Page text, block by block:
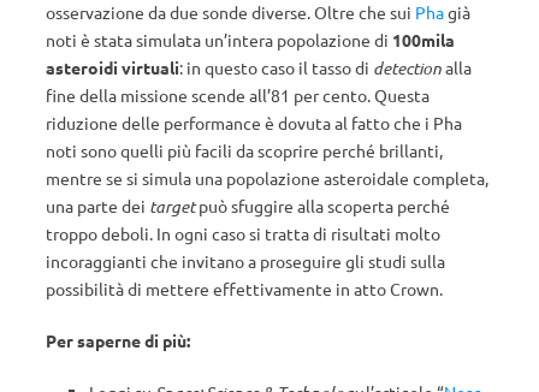
osservazione da due sonde diverse. Oltre che sui Phagià
noti è stata simulata un’intera popolazione di 100mila
asteroidi virtuali: in questo caso il tasso di detectionalla
fine della missione scende all’81 per cento. Questa
riduzione delle performance è dovuta al fatto che i Pha
noti sono quelli più facili da scoprire perché brillanti,
mentre se si simula una popolazione asteroidale completa,
una parte dei targetpuò sfuggire alla scoperta perché
troppo deboli. In ogni caso si tratta di risultati molto
incoraggianti che invitano a proseguire gli studi sulla
possibilità di mettere effettivamente in atto Crown.
Per saperne di più: